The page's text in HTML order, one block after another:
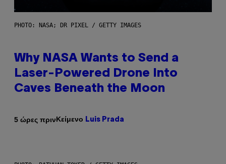
PHOTO: NASA; DR PIXEL / GETTY IMAGES
Why NASA Wants to Send a
Laser-Powered Drone Into
Caves Beneath the Moon
5 ώρες πρινΚείμενο Luis Prada